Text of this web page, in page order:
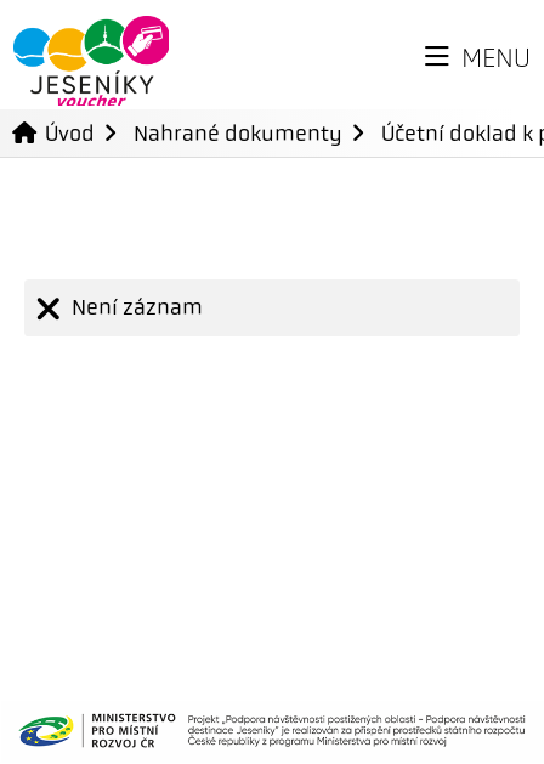
MENU
Úvod Nahrané dokumenty Účetní doklad
Není záznam